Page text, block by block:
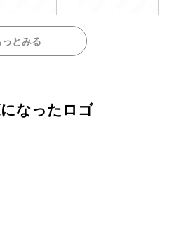
っとみる
なったロゴ